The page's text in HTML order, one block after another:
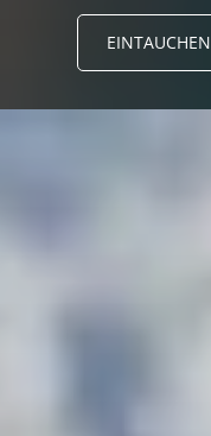
EINTAUCHEN